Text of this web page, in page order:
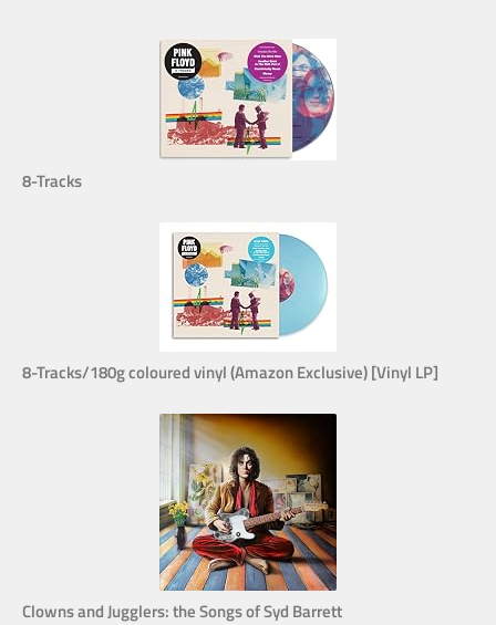
8-Tracks
8-Tracks/180g coloured vinyl (Amazon Exclusive) [Vinyl LP]
Clowns and Jugglers: the Songs of Syd Barrett